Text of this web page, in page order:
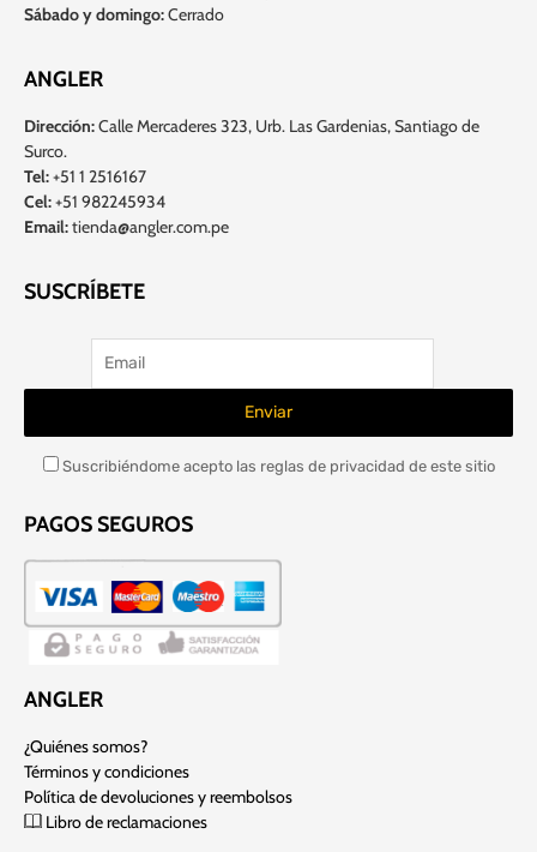
Sábado y domingo:Cerrado
ANGLER
Dirección:Calle Mercaderes 323, Urb. Las Gardenias, Santiago de
Surco.
Tel:+51 1 2516167
Cel:+51 982245934
Email:tienda@angler.com.pe
SUSCRÍBETE
Suscribiéndome acepto las reglas de privacidad de este sitio
PAGOS SEGUROS
ANGLER
¿Quiénes somos?
Términos y condiciones
Política de devoluciones y reembolsos
Libro de reclamaciones